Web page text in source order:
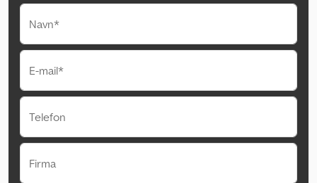
Navn*
E-mail*
Telefon
Firma